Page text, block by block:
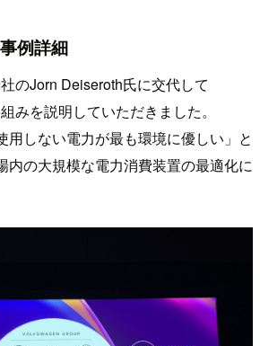
例詳細
のJorn Deiseroth氏に交代して
みを説明していただきました。
用しない電力が最も環境に優しい」と
内の大規模な電力消費装置の最適化に